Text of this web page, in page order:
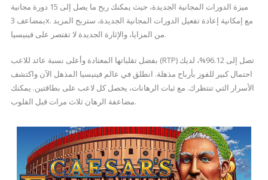
ميزة الدورات المجانية الجديدة، حيث يمكنك ربح ما يصل إلى 15 دورة مجانية
بمضاعف 3x. مع إمكانية إعادة تفعيل الدورات المجانية الجديدة، ستربح المزيد
من المزايا، والإثارة الجديدة لا تقتصر على فينيسيا.
بفضل تقلباتها المعتادة وأعلى نسبة عائد للاعب (RTP) تصل إلى 96.12%، لديك
احتمال كبير للفوز بأرباح مذهلة. انطلق في عالم فينيسيا المذهل الآن واكتشف
الأسرار التي تنتظرك. مع ثبات الرهانات، يحصل كل لاعب على بطاقتين. يمكنك
مضاعفة الرهان ثلاث مرات قبل الفلوب.